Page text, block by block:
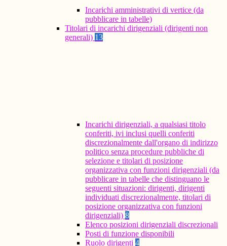
Incarichi amministrativi di vertice (da
pubblicare in tabelle)
Titolari di incarichi dirigenziali (dirigenti non
generali) 13
Incarichi dirigenziali, a qualsiasi titolo
conferiti, ivi inclusi quelli conferiti
discrezionalmente dall'organo di indirizzo
politico senza procedure pubbliche di
selezione e titolari di posizione
organizzativa con funzioni dirigenziali (da
pubblicare in tabelle che distinguano le
seguenti situazioni: dirigenti, dirigenti
individuati discrezionalmente, titolari di
posizione organizzativa con funzioni
dirigenziali) 8
Elenco posizioni dirigenziali discrezionali
Posti di funzione disponibili
Ruolo dirigenti 4